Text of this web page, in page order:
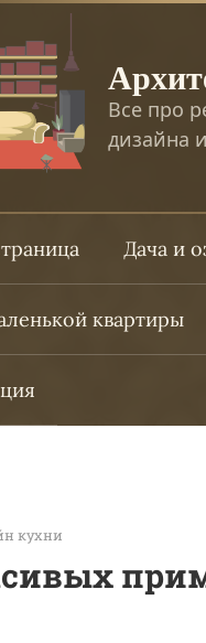
Все про
дизайна
Дача и
квартиры
кухни